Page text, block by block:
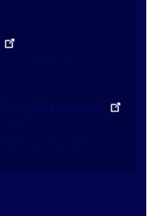
plánování
- portál DMVS,